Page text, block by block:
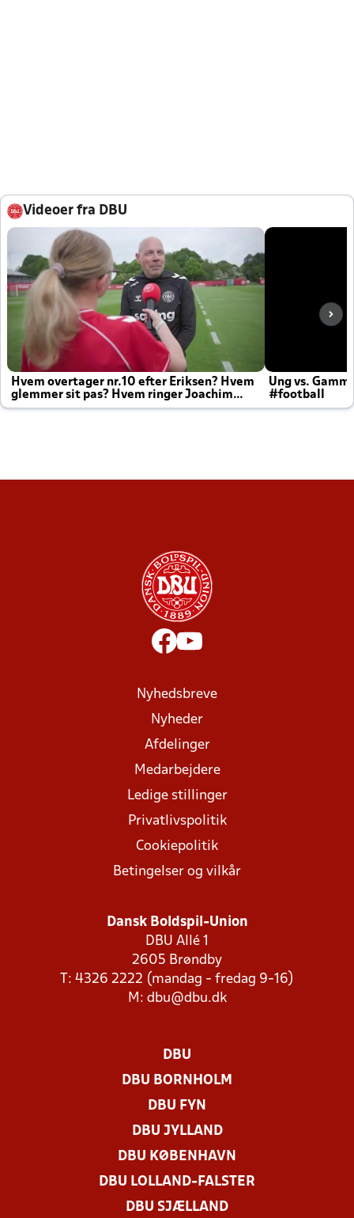
Videoer fra DBU
Hvem overtager nr.10 efter Eriksen? Hvem
glemmer sit pas? Hvem ringer Joachim
altid til efter kampe?
Ung vs.
#football
Nyhedsbreve
Nyheder
Afdelinger
Medarbejdere
Ledige stillinger
Privatlivspolitik
Cookiepolitik
Betingelser og vilkår
Dansk Boldspil-Union
DBU Allé 1
2605 Brøndby
T: 4326 2222 (mandag - fredag 9-16)
M: dbu@dbu.dk
DBU
DBU BORNHOLM
DBU FYN
DBU JYLLAND
DBU KØBENHAVN
DBU LOLLAND-FALSTER
DBU SJÆLLAND